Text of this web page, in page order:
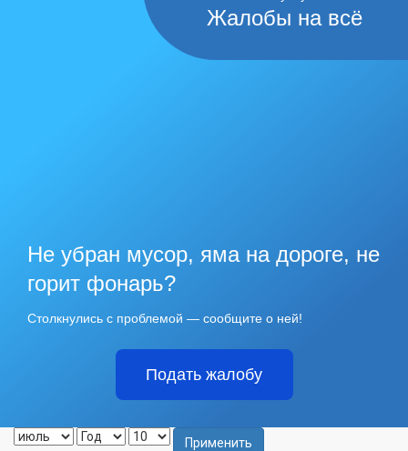
Жалобы на всё
Не убран мусор, яма на дороге, не
горит фонарь?
Столкнулись с проблемой — сообщите о ней!
Подать жалобу
Применить